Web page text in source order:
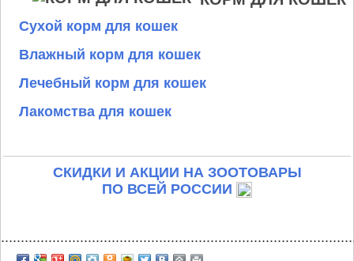
Сухой корм для кошек
Влажный корм для кошек
Лечебный корм для кошек
Лакомства для кошек
СКИДКИ И АКЦИИ НА ЗООТОВАРЫ
ПО ВСЕЙ РОССИИ